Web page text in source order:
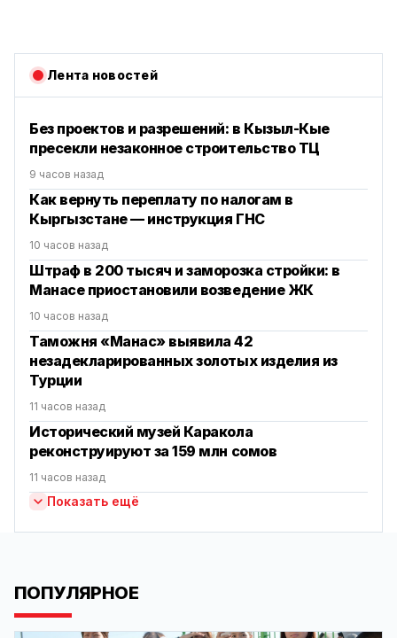
Лента новостей
Без проектов и разрешений: в Кызыл-Кые
пресекли незаконное строительство ТЦ
9 часов назад
Как вернуть переплату по налогам в
Кыргызстане — инструкция ГНС
10 часов назад
Штраф в 200 тысяч и заморозка стройки: в
Манасе приостановили возведение ЖК
10 часов назад
Таможня «Манас» выявила 42
незадекларированных золотых изделия из
Турции
11 часов назад
Исторический музей Каракола
реконструируют за 159 млн сомов
11 часов назад
Показать ещё
ПОПУЛЯРНОЕ